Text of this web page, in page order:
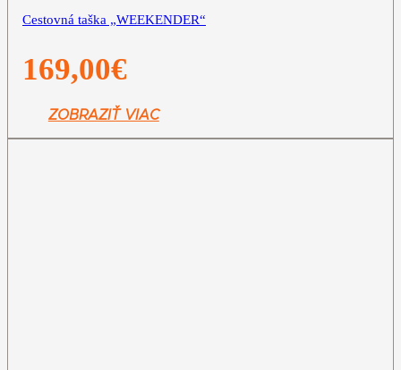
Cestovná taška „WEEKENDER“
169,00€
ZOBRAZIŤ VIAC